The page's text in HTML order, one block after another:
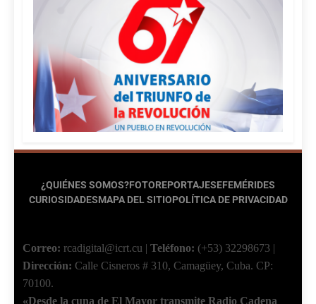
¿QUIÉNES SOMOS?FOTOREPORTAJESEFEMÉRIDES
CURIOSIDADESMAPA DEL SITIOPOLÍTICA DE PRIVACIDAD
Correo: rcadigital@icrt.cu | Teléfono: (+53) 32298673 |
Dirección: Calle Cisneros # 310, Camagüey, Cuba. CP:
70100.
«Desde la cuna de El Mayor transmite Radio Cadena